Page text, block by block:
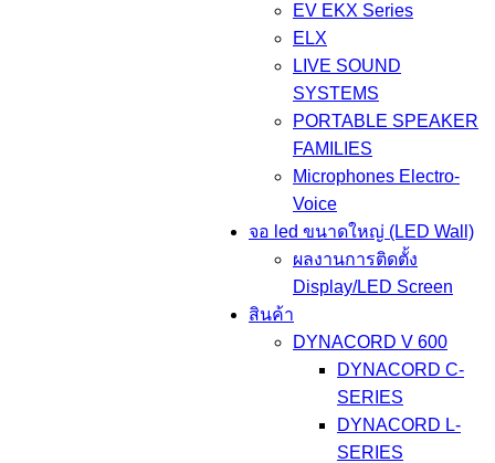
EV EKX Series
ELX
LIVE SOUND
SYSTEMS
PORTABLE SPEAKER
FAMILIES
Microphones Electro-
Voice
จอ led ขนาดใหญ่ (LED Wall)
ผลงานการติดตั้ง
Display/LED Screen
สินค้า
DYNACORD V 600
DYNACORD C-
SERIES
DYNACORD L-
SERIES